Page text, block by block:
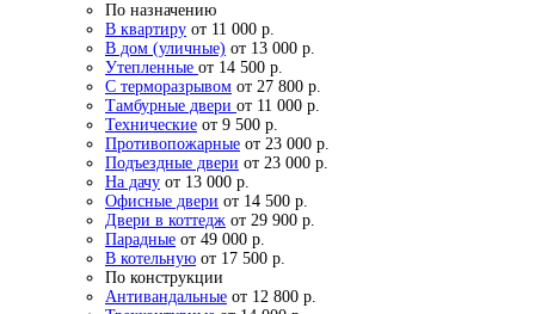
По назначению
В квартиру от 11 000 р.
В дом (уличные) от 13 000 р.
Утепленные от 14 500 р.
С терморазрывом от 27 800 р.
Тамбурные двери от 11 000 р.
Технические от 9 500 р.
Противопожарные от 23 000 р.
Подъездные двери от 23 000 р.
На дачу от 13 000 р.
Офисные двери от 14 500 р.
Двери в коттедж от 29 900 р.
Парадные от 49 000 р.
В котельную от 17 500 р.
По конструкции
Антивандальные от 12 800 р.